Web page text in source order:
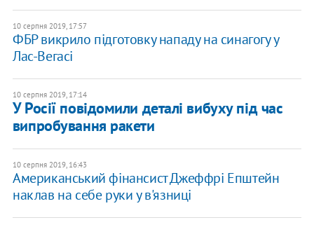
10 серпня 2019, 17:57
ФБР викрило підготовку нападу на синагогу у
Лас-Вегасі
10 серпня 2019, 17:14
У Росії повідомили деталі вибуху під час
випробування ракети
10 серпня 2019, 16:43
Американський фінансист Джеффрі Епштейн
наклав на себе руки у в'язниці